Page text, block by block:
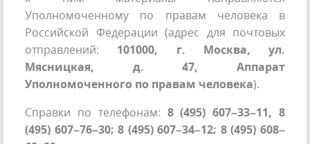
Уполномоченному по правам человека в
Российской Федерации (адрес для почтовых
отправлений: 101000, г. Москва, ул.
Мясницкая, д. 47, Аппарат
Уполномоченного по правам человека).
Справки по телефонам: 8 (495) 607–33–11, 8
(495) 607–76–30; 8 (495) 607–34–12; 8 (495) 608–